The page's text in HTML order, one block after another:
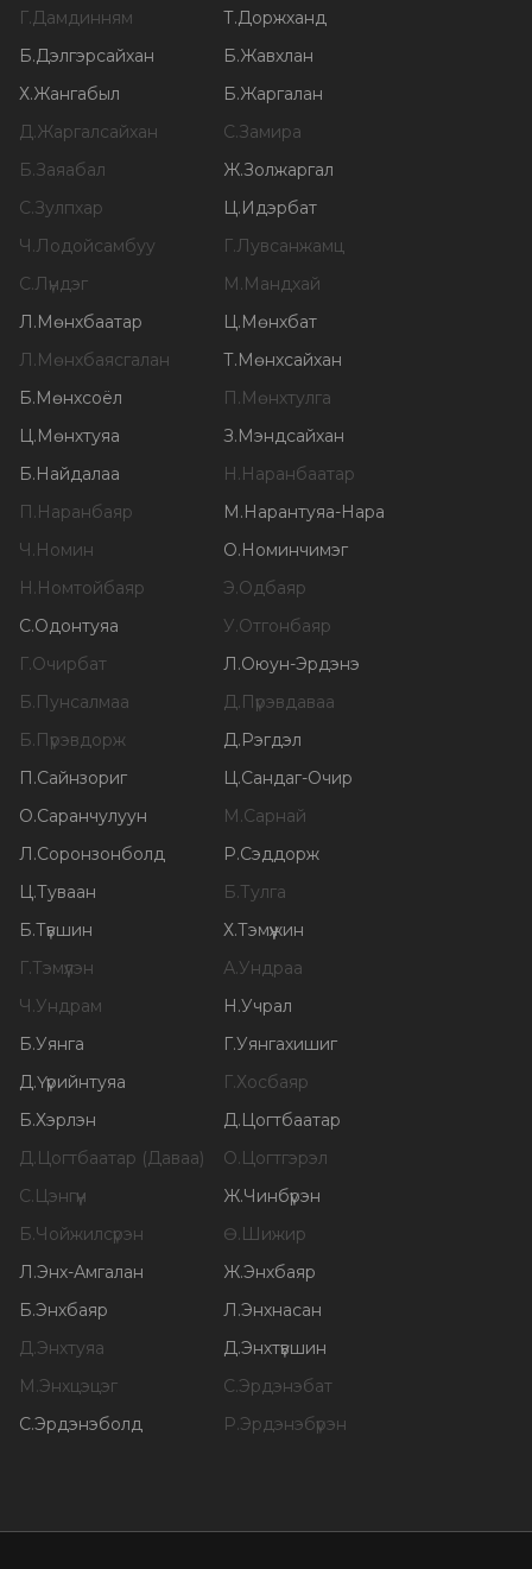
Г.Дамдинням Т.Доржханд
Б.Дэлгэрсайхан Б.Жавхлан
Х.Жангабыл Б.Жаргалан
Д.Жаргалсайхан С.Замира
Б.Заяабал Ж.Золжаргал
С.Зулпхар Ц.Идэрбат
Ч.Лодойсамбуу Г.Лувсанжамц
С.Лүндэг М.Мандхай
Л.Мөнхбаатар Ц.Мөнхбат
Л.Мөнхбаясгалан Т.Мөнхсайхан
Б.Мөнхсоёл П.Мөнхтулга
Ц.Мөнхтуяа З.Мэндсайхан
Б.Найдалаа Н.Наранбаатар
П.Наранбаяр М.Нарантуяа-Нара
Ч.Номин О.Номинчимэг
Н.Номтойбаяр Э.Одбаяр
С.Одонтуяа У.Отгонбаяр
Г.Очирбат Л.Оюун-Эрдэнэ
Б.Пунсалмаа Д.Пүрэвдаваа
Б.Пүрэвдорж Д.Рэгдэл
П.Сайнзориг Ц.Сандаг-Очир
О.Саранчулуун М.Сарнай
Л.Соронзонболд Р.Сэддорж
Ц.Туваан Б.Тулга
Б.Түвшин Х.Тэмүүжин
Г.Тэмүүлэн А.Ундраа
Ч.Ундрам Н.Учрал
Б.Уянга Г.Уянгахишиг
Д.Үүрийнтуяа Г.Хосбаяр
Б.Хэрлэн Д.Цогтбаатар
Д.Цогтбаатар (Даваа) О.Цогтгэрэл
С.Цэнгүүн Ж.Чинбүрэн
Б.Чойжилсүрэн Ө.Шижир
Л.Энх-Амгалан Ж.Энхбаяр
Б.Энхбаяр Л.Энхнасан
Д.Энхтуяа Д.Энхтүвшин
М.Энхцэцэг С.Эрдэнэбат
С.Эрдэнэболд Р.Эрдэнэбүрэн